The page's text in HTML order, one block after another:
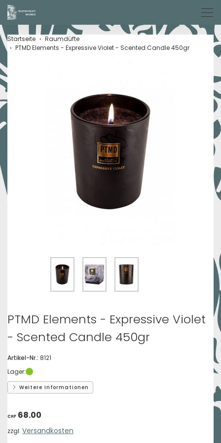
Startseite
Raumdüfte
PTMD Elements - Expressive Violet - Scented Candle 450gr
PTMD Elements - Expressive Violet
- Scented Candle 450gr
Artikel-Nr.: 8121
Lager:
Weitere Informationen
CHF 68.00
zzgl. Versandkosten